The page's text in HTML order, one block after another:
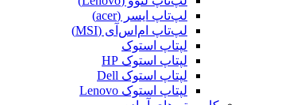
لپ‌تاپ ایسر (acer)
لپ‌تاپ ام‌اس‌آی (MSI)
لپتاپ استوک
لپتاپ استوک HP
لپتاپ استوک Dell
لپتاپ استوک Lenovo